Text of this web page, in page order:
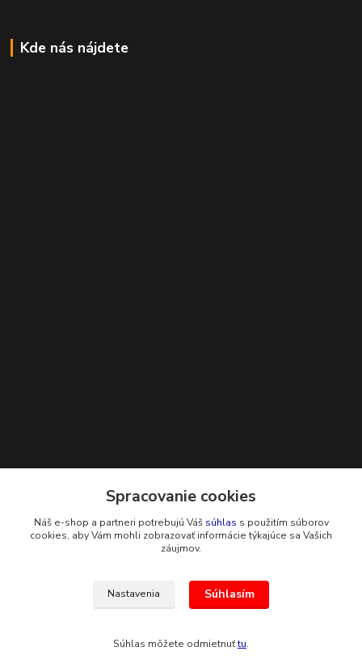
Kde nás nájdete
+421 948 229 224
Spracovanie cookies
Náš e-shop a partneri potrebujú Váš súhlas s použitím súborov
cookies, aby Vám mohli zobrazovať informácie týkajúce sa Vašich
záujmov.
Nastavenia Súhlasím
Súhlas môžete odmietnuťtu.